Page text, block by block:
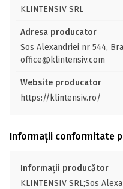
KLINTENSIV SRL
Adresa producator
Sos Alexandriei nr 544,
office@klintensiv.com
Website producator
https://klintensiv.ro/
Informații conformitate
Informații producător
KLINTENSIV SRL;Sos